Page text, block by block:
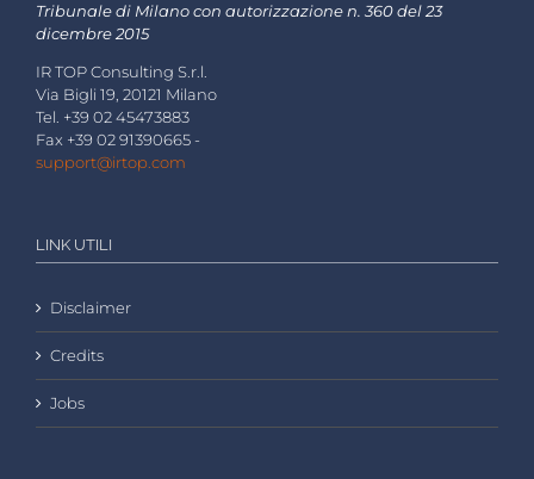
Tribunale di Milano con autorizzazione n. 360 del 23
dicembre 2015
IR TOP Consulting S.r.l.
Via Bigli 19, 20121 Milano
Tel. +39 02 45473883
Fax +39 02 91390665 -
support@irtop.com
LINK UTILI
Disclaimer
Credits
Jobs